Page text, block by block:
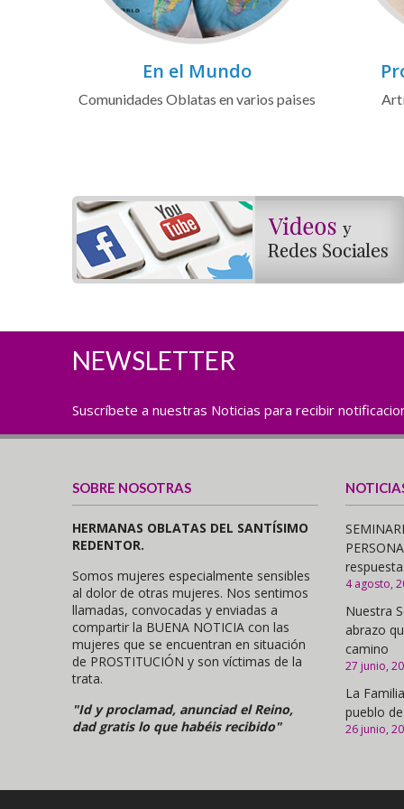
En el Mundo
Comunidades Oblatas en varios paises
NEWSLETTER
Suscríbete a nuestras Noticias para recibir
SOBRE NOSOTRAS
HERMANAS OBLATAS DEL SANTÍSIMO
REDENTOR.
Somos mujeres especialmente sensibles
al dolor de otras mujeres. Nos sentimos
llamadas, convocadas y enviadas a
compartir la BUENA NOTICIA con las
mujeres que se encuentran en situación
de PROSTITUCIÓN y son víctimas de la
trata.
"Id y proclamad, anunciad el Reino,
dad gratis lo que habéis recibido"
4 agosto,
Nuestra
abrazo
camino
27 junio,
La
pueblo
26 junio,